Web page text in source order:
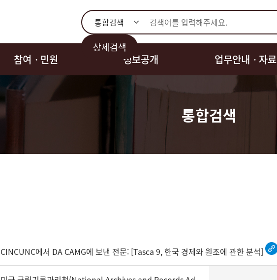
통합검색
상세검색
참여ㆍ민원 정보공개 업무안내ㆍ자료
통합검색
CINCUNC에서 DA CAMG에 보낸 전문: [Tasca 9, 한국 경제와 원조에 관한 분석]